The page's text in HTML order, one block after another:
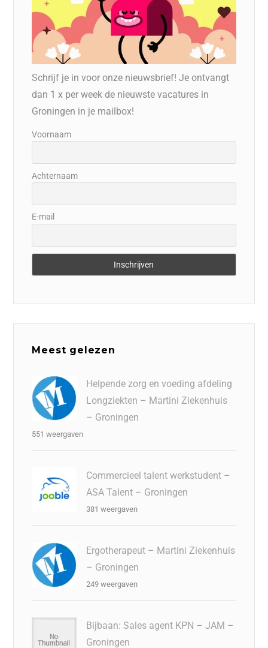
Schrijf je in voor onze nieuwsbrief! Je ontvangt
dan 1 x per week de nieuwste vacatures in
Groningen in je mailbox!
Voornaam
Achternaam
E-mail
Meest gelezen
Helpende zorg en voeding afdeling
Longziekten – Martini Ziekenhuis
– Groningen
551 weergaven
Commercieel talent werkstudent –
ASA Talent – Groningen
381 weergaven
Ergotherapeut – Martini Ziekenhuis
– Groningen
249 weergaven
Bijbaan: Sales agent KPN – JAM –
Groningen